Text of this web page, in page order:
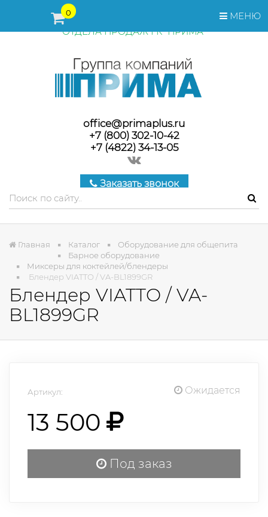
МЕНЮ
0
ПЕРЕД ОФОРМЛЕНИЕМ ЗАКАЗА, СТОИМОСТЬ И СРОКИ
ПОСТАВКИ ТОВАРА УТОЧНЯЙТЕ У МЕНЕДЖЕРОВ
ОТДЕЛА ПРОДАЖ ГК "ПРИМА"
office@primaplus.ru
+7 (800) 302-10-42
+7 (4822) 34-13-05
Заказать звонок
Главная Каталог
Оборудование для общепита
Барное оборудование
Миксеры для коктейлей/блендеры
Блендер VIATTO / VA-BL1899GR
Блендер VIATTO / VA-
BL1899GR
Артикул: Ожидается
13 500
Под заказ